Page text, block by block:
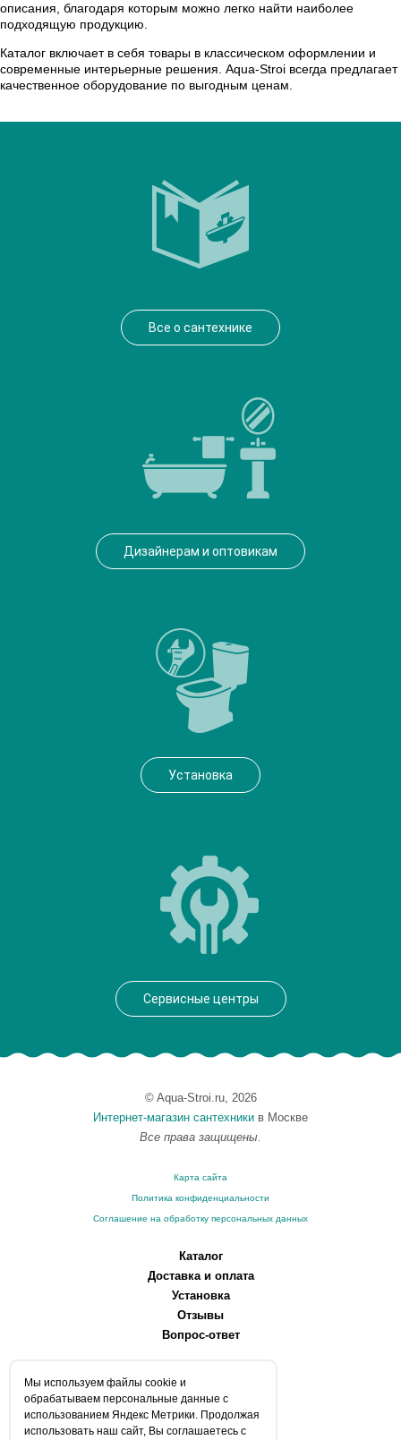
описания, благодаря которым можно легко найти наиболее
подходящую продукцию.
Каталог включает в себя товары в классическом оформлении и
современные интерьерные решения. Aqua-Stroi всегда предлагает
качественное оборудование по выгодным ценам.
Все о сантехнике
Дизайнерам и оптовикам
Установка
Сервисные центры
© Aqua-Stroi.ru, 2026
Интернет-магазин сантехники в Москве
Все права защищены.
Карта сайта
Политика конфиденциальности
Соглашение на обработку персональных данных
Каталог
Доставка и оплата
Установка
Отзывы
Вопрос-ответ
Сервисные центры
Контакты
Мы используем файлы сookie и
обрабатываем персональные данные с
использованием Яндекс Метрики. Продолжая
использовать наш сайт, Вы соглашаетесь с